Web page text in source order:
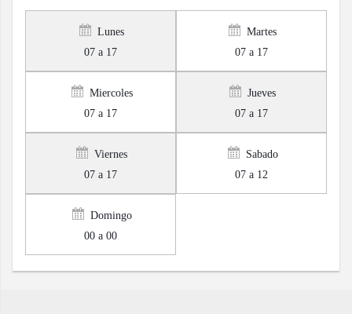
Lunes
07 a 17
Martes
07 a 17
Miercoles
07 a 17
Jueves
07 a 17
Viernes
07 a 17
Sabado
07 a 12
Domingo
00 a 00